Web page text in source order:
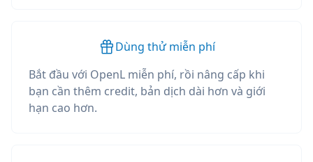
Dùng thử miễn phí
Bắt đầu với OpenL miễn phí, rồi nâng cấp khi
bạn cần thêm credit, bản dịch dài hơn và giới
hạn cao hơn.